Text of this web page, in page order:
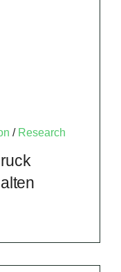
/ Research